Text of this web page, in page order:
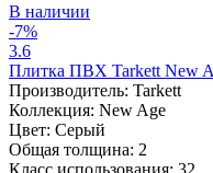
В наличии
-7%
3.6
Плитка ПВХ Tarkett New
Производитель: Tarkett
Коллекция: New Age
Цвет: Серый
Общая толщина: 2
Класс использования: 32